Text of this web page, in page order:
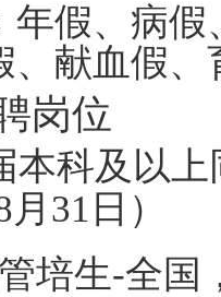
年假、病假
、献血假、
岗位
本科及以上
月 31 日）
培生-全国